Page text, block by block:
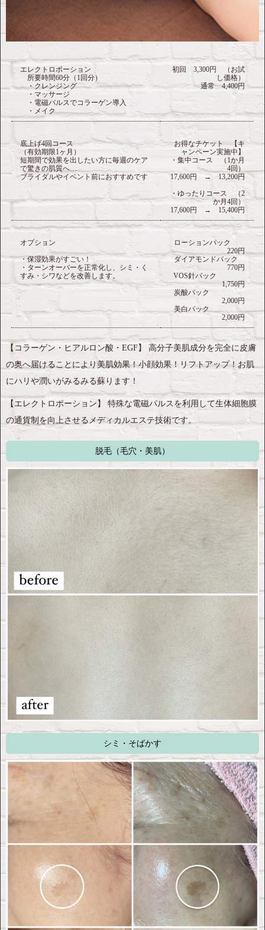
エレクトロポーション
所要時間60分（1回分）
・クレンジング
・マッサージ
・電磁パルスでコラーゲン導入
・メイク
初回 3,300円 （お試
し価格）
通常 4,400円
底上げ4回コース
（有効期限1ヶ月）
短期間で効果を出したい方に毎週のケア
で驚きの肌質へ…
ブライダルやイベント前におすすめです
お得なチケット 【キ
ャンペーン実施中】
・集中コース （1か月
4回）
17,600円 → 13,200円
・ゆったりコース （2
か月4回）
17,600円 → 15,400円
オプション
・保湿効果がすごい！
・ターンオーバーを正常化し、シミ・く
すみ・シワなどを改善します。
ローションパック
220円
ダイアモンドパック
770円
VOS針パック
1,750円
炭酸パック
2,000円
美白パック
2,000円
【コラーゲン・ヒアルロン酸・EGF】 高分子美肌成分を完全に皮膚
の奥へ届けることにより美肌効果！小顔効果！リフトアップ！お肌
にハリや潤いがみるみる蘇ります！
【エレクトロポーション】 特殊な電磁パルスを利用して生体細胞膜
の通貨制を向上させるメディカルエステ技術です。
脱毛（毛穴・美肌）
シミ・そばかす